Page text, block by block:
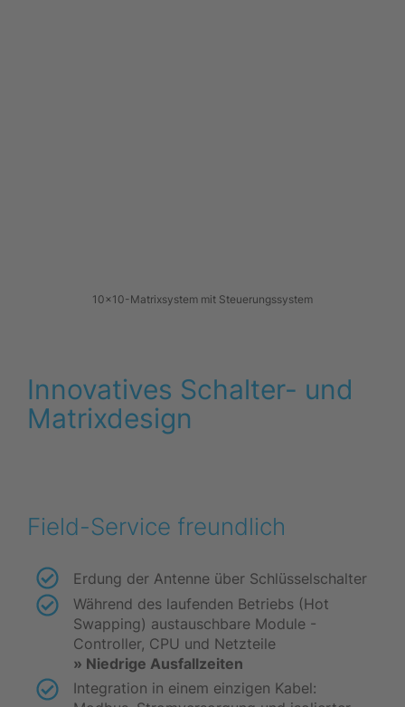
10×10-Matrixsystem mit Steuerungssystem
Innovatives Schalter- und
Matrixdesign
Field-Service freundlich
Erdung der Antenne über Schlüsselschalter
Während des laufenden Betriebs (Hot
Swapping) austauschbare Module -
Controller, CPU und Netzteile
» Niedrige Ausfallzeiten
Integration in einem einzigen Kabel: